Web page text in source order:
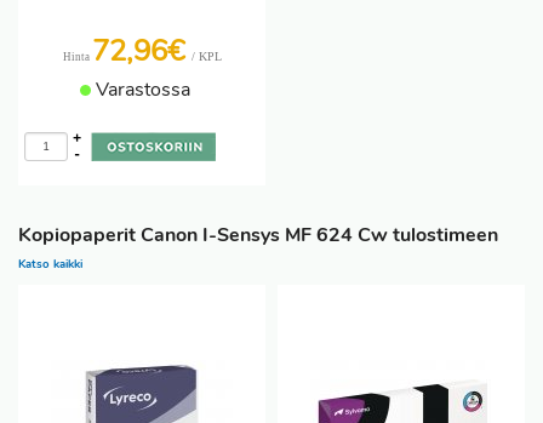
Hinta 72,96€ / KPL
Varastossa
-
+
Kopiopaperit Canon I-Sensys MF 624 Cw tulostimeen
Katso kaikki